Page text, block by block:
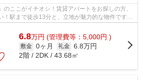
のここがイチオシ！賃貸アパートをお探しの方、
！駅まで徒歩13分と、立地が魅力的な物件です！
貸物件をお...
6.8万円 (管理費等：5,000円 )
敷金 0ヶ月 礼金 6.8万円
2階 / 2DK / 43.68㎡